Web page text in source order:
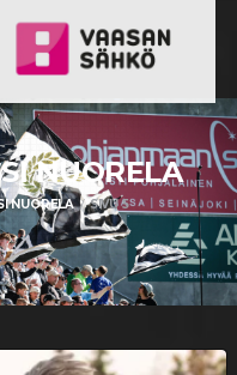
NUORELA
NUORELA SIVU 5